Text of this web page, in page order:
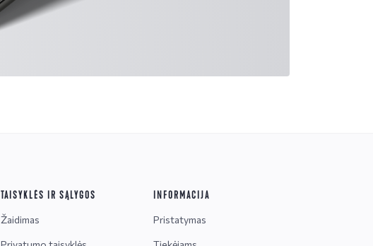
TAISYKLĖS IR SĄLYGOS
Žaidimas
INFORMACIJA
Pristatymas